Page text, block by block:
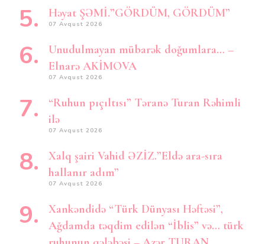
Həyat ŞƏMİ.”GÖRDÜM, GÖRDÜM”
07 Avqust 2026
Unudulmayan mübarək doğumlara… –
Elnarə AKİMOVA
07 Avqust 2026
“Ruhun pıçıltısı” Təranə Turan Rəhimli
ilə
07 Avqust 2026
Xalq şairi Vahid ƏZİZ.”Eldə ara-sıra
hallanır adım”
07 Avqust 2026
Xankəndidə “Türk Dünyası Həftəsi”,
Ağdamda təqdim edilən “İblis” və… türk